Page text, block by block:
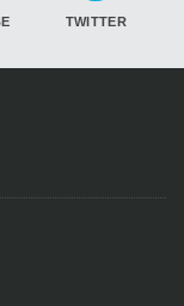
TWITTER